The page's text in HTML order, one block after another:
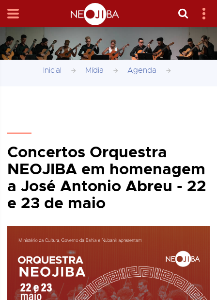
Inicial Mídia Agenda
Concertos Orquestra
NEOJIBA em homenagem
a José Antonio Abreu - 22
e 23 de maio